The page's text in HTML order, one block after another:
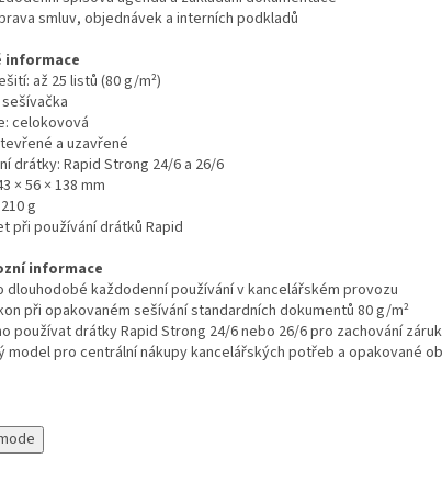
smluv, objednávek a interních podkladů
informace
až 25 listů (80 g/m²)
celokovová
a uzavřené
drátky: Rapid Strong 24/6 a 26/6
× 56 × 138 mm
g
při používání drátků Rapid
informace
dlouhodobé každodenní používání v kancelářském provozu
při opakovaném sešívání standardních dokumentů 80 g/m²
používat drátky Rapid Strong 24/6 nebo 26/6 pro zachování
model pro centrální nákupy kancelářských potřeb a opakované